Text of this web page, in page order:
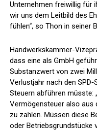
Unternehmen freiwillig für
wir uns dem Leitbild des
fühlen“, so Thon in seiner
Handwerkskammer-
dass eine als GmbH
Substanzwert von zwei
Verlustjahr nach den SPD-
Steuern abführen müsste:
Vermögensteuer also aus
zu zahlen. Müssen diese
oder Betriebsgrundstücke